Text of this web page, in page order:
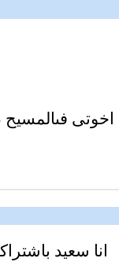
اخوتى
انا سعيد